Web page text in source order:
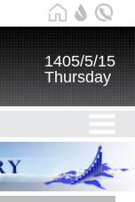
1405/5/15
Thursday